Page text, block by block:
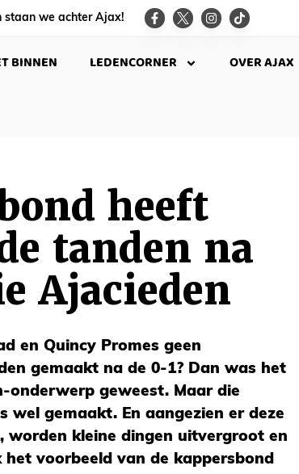
staan we achter Ajax!
BINNEN LEDENCORNER OVER AJAX
heeft
tanden na
Ajacieden
en Quincy Promes geen
gemaakt na de 0-1? Dan was het
onderwerp geweest. Maar die
wel gemaakt. En aangezien er deze
worden kleine dingen uitvergroot en
voorbeeld van de kappersbond